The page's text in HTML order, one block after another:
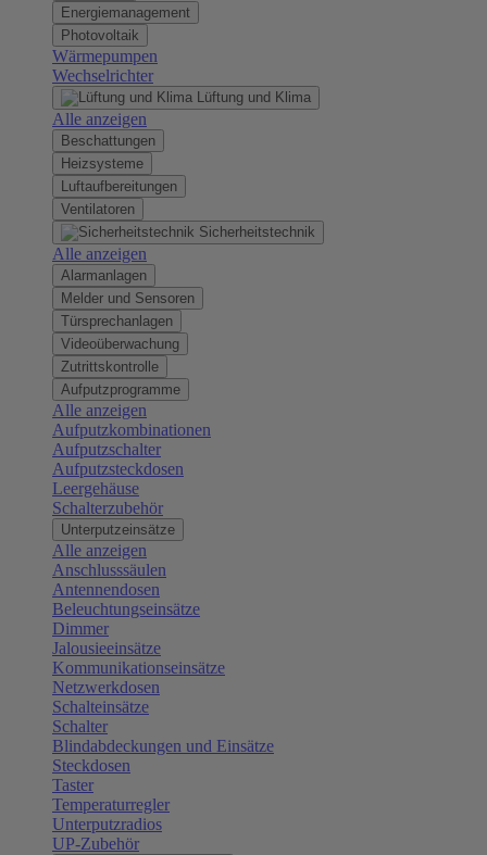
Energiemanagement
Photovoltaik
Wärmepumpen
Wechselrichter
Lüftung und Klima
Alle anzeigen
Beschattungen
Heizsysteme
Luftaufbereitungen
Ventilatoren
Sicherheitstechnik
Alle anzeigen
Alarmanlagen
Melder und Sensoren
Türsprechanlagen
Videoüberwachung
Zutrittskontrolle
Aufputzprogramme
Alle anzeigen
Aufputzkombinationen
Aufputzschalter
Aufputzsteckdosen
Leergehäuse
Schalterzubehör
Unterputzeinsätze
Alle anzeigen
Anschlusssäulen
Antennendosen
Beleuchtungseinsätze
Dimmer
Jalousieeinsätze
Kommunikationseinsätze
Netzwerkdosen
Schalteinsätze
Schalter
Blindabdeckungen und Einsätze
Steckdosen
Taster
Temperaturregler
Unterputzradios
UP-Zubehör